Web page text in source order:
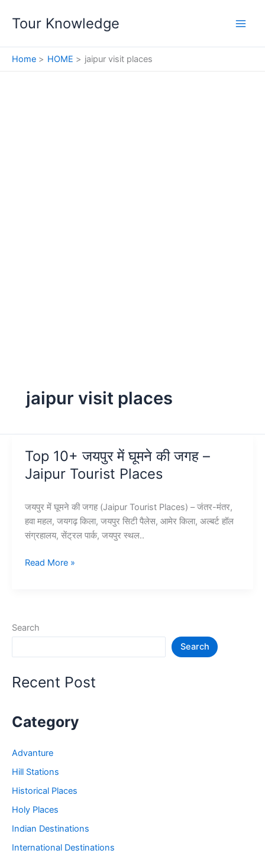
Tour Knowledge
Home HOME jaipur visit places
jaipur visit places
Top 10+ जयपुर में घूमने की जगह –
Jaipur Tourist Places
जयपुर में घूमने की जगह (Jaipur Tourist Places) – जंतर-मंतर,
हवा महल, जयगढ़ किला, जयपुर सिटी पैलेस, आमेर किला, अल्बर्ट हॉल
संग्रहालय, सेंट्रल पार्क, जयपुर स्थल..
Top
की
Tourist
Read More »
Search
Search
Recent Post
Category
Advanture
Hill Stations
Historical Places
Holy Places
Indian Destinations
International Destinations